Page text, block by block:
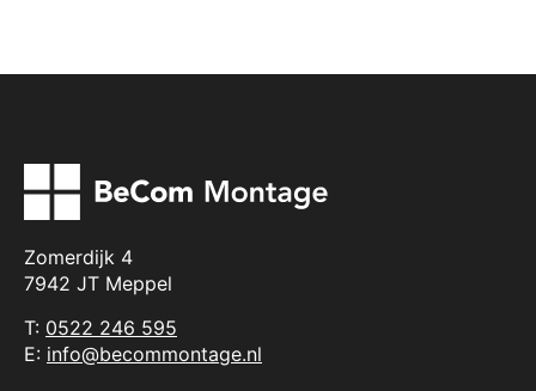
Zomerdijk 4
7942 JT Meppel
T: 0522 246 595
E: info@becommontage.nl